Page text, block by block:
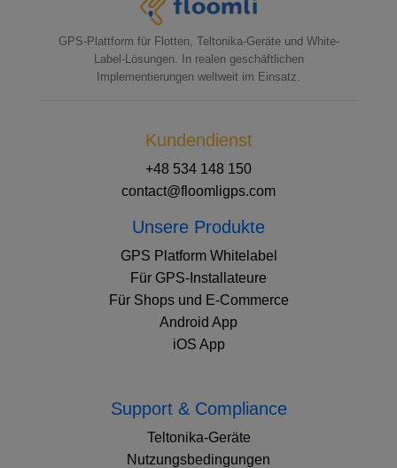
GPS-Plattform für Flotten, Teltonika-Geräte und White-
Label-Lösungen. In realen geschäftlichen
Implementierungen weltweit im Einsatz.
Kundendienst
+48 534 148 150
contact@floomligps.com
Unsere Produkte
GPS Platform Whitelabel
Für GPS-Installateure
Für Shops und E-Commerce
Android App
iOS App
Support & Compliance
Teltonika-Geräte
Nutzungsbedingungen